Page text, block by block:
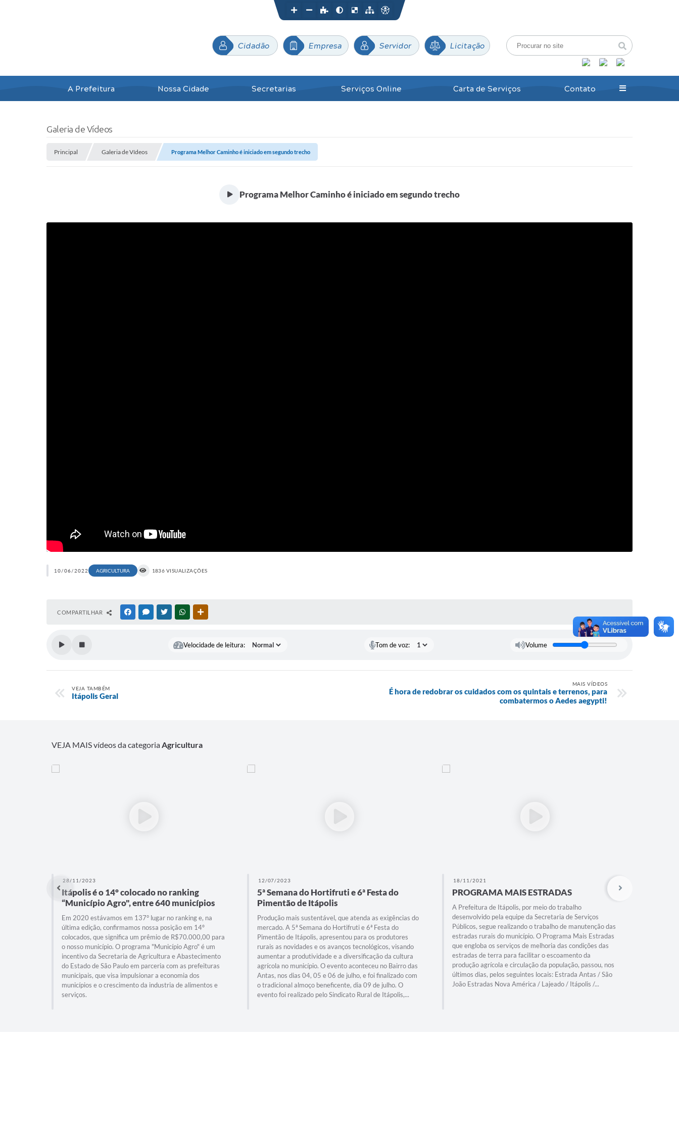
Cidadão Empresa Servidor Licitação
A Prefeitura Nossa Cidade Secretarias Serviços Online Carta de Serviços Contato
Galeria de Vídeos
Principal Galeria de Vídeos Programa Melhor Caminho é iniciado em segundo trecho
Programa Melhor Caminho é iniciado em segundo trecho
10/06/2022 AGRICULTURA 1836 VISUALIZAÇÕES
COMPARTILHAR FACEBOOKMESSENGER
TWITTERWHATSAPP
Velocidade de leitura: Tom de voz: Volume
VEJA TAMBÉM
Itápolis Geral
MAIS VÍDEOS
É hora de redobrar os cuidados com os quintais e terrenos, para
combatermos o Aedes aegypti!
VEJA MAIS vídeos da categoriaAgricultura
28/11/2023
Itápolis é o 14° colocado no ranking
“Município Agro", entre 640 municípios
Em 2020 estávamos em 137° lugar no ranking e, na
última edição, confirmamos nossa posição em 14º
colocados, que significa um prêmio de R$70.000,00 para
o nosso município. O programa "Município Agro" é um
incentivo da Secretaria de Agricultura e Abastecimento
do Estado de São Paulo em parceria com as prefeituras
municipais, que visa impulsionar a economia dos
municípios e o crescimento da industria de alimentos e
serviços.
12/07/2023
5ª Semana do Hortifruti e 6ª Festa do
Pimentão de Itápolis
Produção mais sustentável, que atenda as exigências do
mercado. A 5ª Semana do Hortifruti e 6ª Festa do
Pimentão de Itápolis, apresentou para os produtores
rurais as novidades e os avanços tecnológicos, visando
aumentar a produtividade e a diversificação da cultura
agrícola no município. O evento aconteceu no Bairro das
Antas, nos dias 04, 05 e 06 de julho, e foi finalizado com
o tradicional almoço beneficente, dia 09 de julho. O
evento foi realizado pelo Sindicato Rural de Itápolis,...
18/11/2021
PROGRAMA MAIS ESTRADAS
A Prefeitura de Itápolis, por meio do trabalho
desenvolvido pela equipe da Secretaria de Serviços
Públicos, segue realizando o trabalho de manutenção das
estradas rurais do município. O Programa Mais Estradas
que engloba os serviços de melhoria das condições das
estradas de terra para facilitar o escoamento da
produção agrícola e circulação da população, passou, nos
últimos dias, pelos seguintes locais: Estrada Antas / São
João Estradas Nova América / Lajeado / Itápolis /...